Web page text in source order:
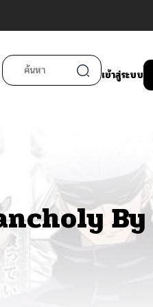
เข้าสู่ระบบ
By